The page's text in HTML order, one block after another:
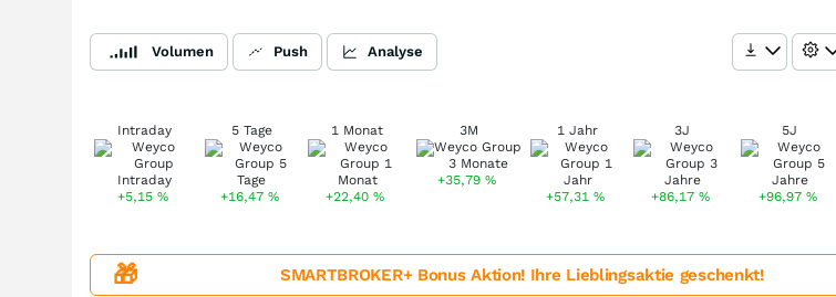
Volumen Push Analyse
Intraday
+5,15 %
5 Tage
+16,47 %
1 Monat
+22,40%
3M
+35,79%
1 Jahr
+57,31%
3J
+86,17 %
5J
+96,97 %
🎁 SMARTBROKER+ Bonus Aktion! Ihre Lieblingsaktie geschenkt!